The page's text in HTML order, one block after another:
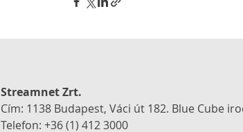
Streamnet Zrt.
Cím: 1138 Budapest, Váci út 182. Blue Cube
Telefon: +36 (1) 412 3000